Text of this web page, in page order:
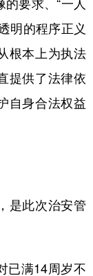
要求、“一人
明的程序正义
根本上为执法
提供了法律依
自身合法权益
此次治安管
满14周岁不